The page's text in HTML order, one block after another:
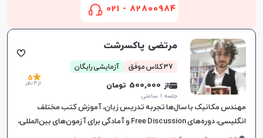
82800984 - 021
مرتضی پاکسرشت
37 کلاس موفق آزمایشی رایگان
از 500,000 تومان
جلسه ۱ ساعتی
5
از 3 نظر
مهندس مکانیک با سال‌ها تجربه تدریس زبان، آموزش کتب مختلف
انگلیسی، دوره‌های Free Discussion و آمادگی برای آزمون‌های بین‌المللی،
همراه با توجه به نیازهای یادگیرندگان.